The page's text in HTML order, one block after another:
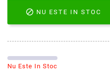
 NU ESTE IN STOC
Nu Este In Stoc